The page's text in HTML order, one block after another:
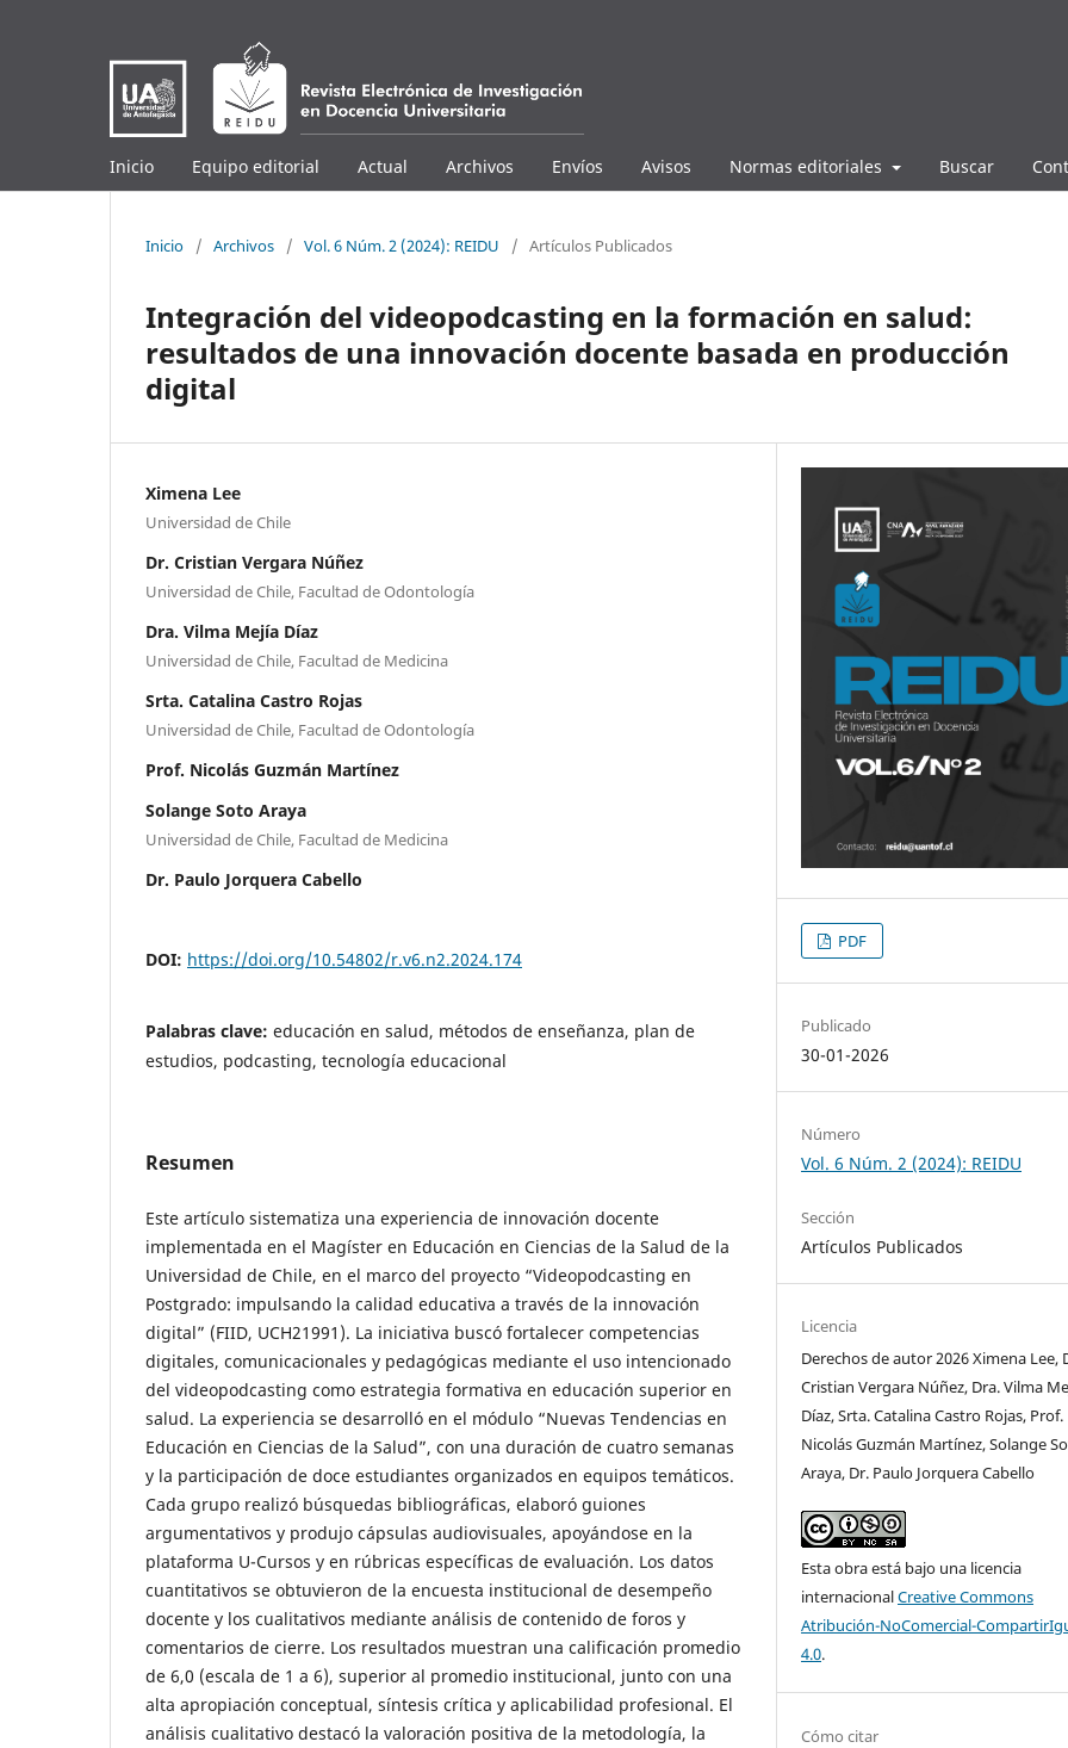
Inicio Equipo editorial Actual Archivos Envíos Avisos Normas editoriales Buscar
Inicio / Archivos / Vol. 6 Núm. 2 (2024): REIDU / Artículos Publicados
Integración del videopodcasting en la formación en salud:
resultados de una innovación docente basada en producción
digital
Ximena Lee
Universidad de Chile
Dr. Cristian Vergara Núñez
Universidad de Chile, Facultad de Odontología
Dra. Vilma Mejía Díaz
Universidad de Chile, Facultad de Medicina
Srta. Catalina Castro Rojas
Universidad de Chile, Facultad de Odontología
Prof. Nicolás Guzmán Martínez
Solange Soto Araya
Universidad de Chile, Facultad de Medicina
Dr. Paulo Jorquera Cabello
DOI: https://doi.org/10.54802/r.v6.n2.2024.174
Palabras clave: educación en salud, métodos de enseñanza, plan de
estudios, podcasting, tecnología educacional
Resumen
Este artículo sistematiza una experiencia de innovación docente
implementada en el Magíster en Educación en Ciencias de la Salud de la
Universidad de Chile, en el marco del proyecto “Videopodcasting en
Postgrado: impulsando la calidad educativa a través de la innovación
digital” (FIID, UCH21991). La iniciativa buscó fortalecer competencias
digitales, comunicacionales y pedagógicas mediante el uso intencionado
del videopodcasting como estrategia formativa en educación superior en
salud. La experiencia se desarrolló en el módulo “Nuevas Tendencias en
Educación en Ciencias de la Salud”, con una duración de cuatro semanas
y la participación de doce estudiantes organizados en equipos temáticos.
Cada grupo realizó búsquedas bibliográficas, elaboró guiones
argumentativos y produjo cápsulas audiovisuales, apoyándose en la
plataforma U-Cursos y en rúbricas específicas de evaluación. Los datos
cuantitativos se obtuvieron de la encuesta institucional de desempeño
docente y los cualitativos mediante análisis de contenido de foros y
comentarios de cierre. Los resultados muestran una calificación promedio
de 6,0 (escala de 1 a 6), superior al promedio institucional, junto con una
alta apropiación conceptual, síntesis crítica y aplicabilidad profesional. El
análisis cualitativo destacó la valoración positiva de la metodología, la
PDF
Publicado
30-01-2026
Número
Vol. 6 Núm. 2 (2024): REIDU
Sección
Artículos Publicados
Licencia
Derechos de autor 2026 Ximena Lee,
Cristian Vergara Núñez, Dra. Vilma
Díaz, Srta. Catalina Castro Rojas, Prof.
Nicolás Guzmán Martínez, Solange
Araya, Dr. Paulo Jorquera Cabello
Esta obra está bajo una licencia
internacionalCreative Commons
Atribución-NoComercial-
4.0.
Cómo citar